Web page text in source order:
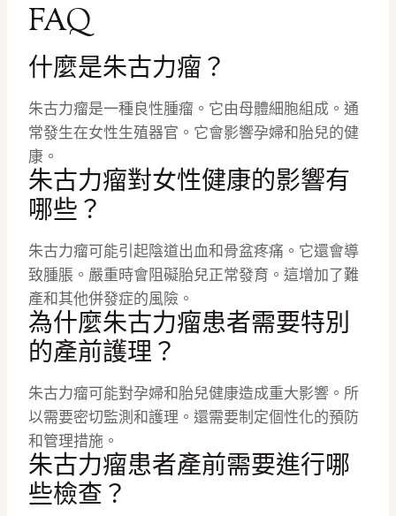
FAQ
什麼是朱古力瘤？
朱古力瘤是一種良性腫瘤。它由母體細胞組成。通
常發生在女性生殖器官。它會影響孕婦和胎兒的健
康。
朱古力瘤對女性健康的影響有
哪些？
朱古力瘤可能引起陰道出血和骨盆疼痛。它還會導
致腫脹。嚴重時會阻礙胎兒正常發育。這增加了難
產和其他併發症的風險。
為什麼朱古力瘤患者需要特別
的產前護理？
朱古力瘤可能對孕婦和胎兒健康造成重大影響。所
以需要密切監測和護理。還需要制定個性化的預防
和管理措施。
朱古力瘤患者產前需要進行哪
些檢查？